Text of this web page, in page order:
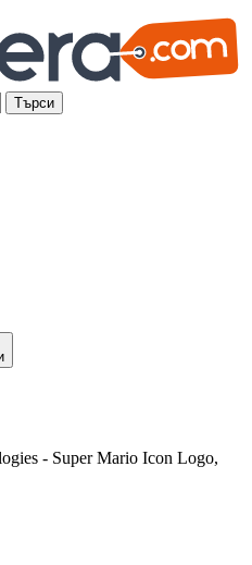
Търси
- Super Mario Icon Logo,